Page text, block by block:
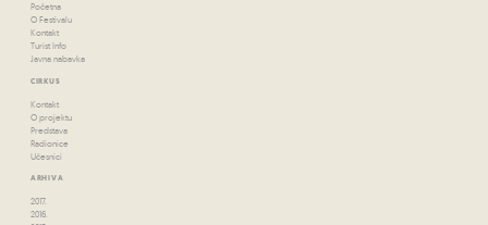
Početna
O Festivalu
Kontakt
Turist Info
Javna nabavka
CIRKUS
Kontakt
O projektu
Predstava
Radionice
Učesnici
ARHIVA
2017.
2016.